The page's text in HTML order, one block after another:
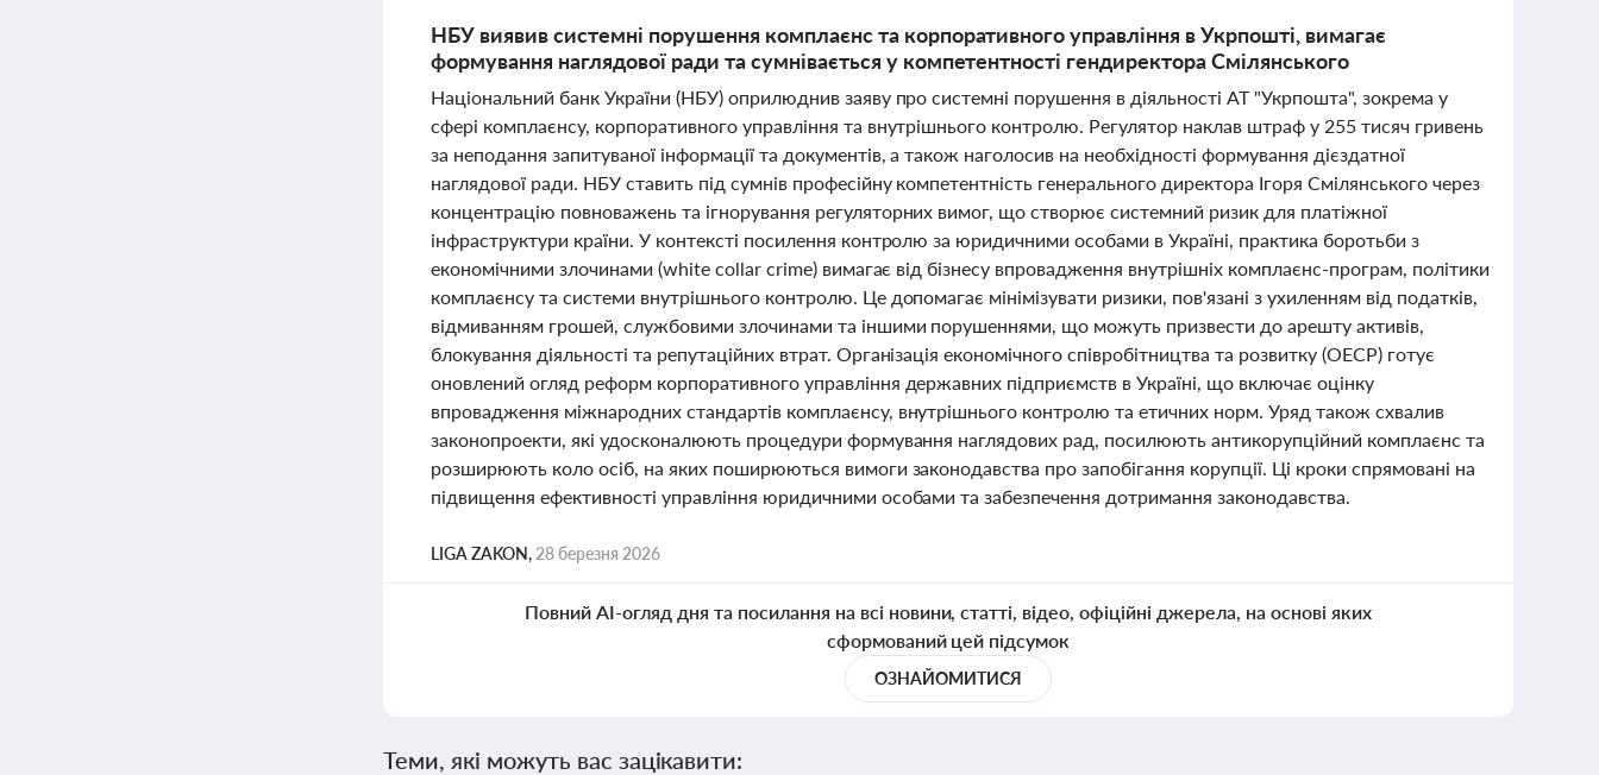
НБУ виявив системні порушення комплаєнс та корпоративного управління в Укрпошті, вимагає
формування наглядової ради та сумнівається у компетентності гендиректора Смілянського
Національний банк України (НБУ) оприлюднив заяву про системні порушення в діяльності АТ "Укрпошта", зокрема у
сфері комплаєнсу, корпоративного управління та внутрішнього контролю. Регулятор наклав штраф у 255 тисяч гривень
за неподання запитуваної інформації та документів, а також наголосив на необхідності формування дієздатної
наглядової ради. НБУ ставить під сумнів професійну компетентність генерального директора Ігоря Смілянського через
концентрацію повноважень та ігнорування регуляторних вимог, що створює системний ризик для платіжної
інфраструктури країни. У контексті посилення контролю за юридичними особами в Україні, практика боротьби з
економічними злочинами (white collar crime) вимагає від бізнесу впровадження внутрішніх комплаєнс-програм, політики
комплаєнсу та системи внутрішнього контролю. Це допомагає мінімізувати ризики, пов'язані з ухиленням від податків,
відмиванням грошей, службовими злочинами та іншими порушеннями, що можуть призвести до арешту активів,
блокування діяльності та репутаційних втрат. Організація економічного співробітництва та розвитку (ОЕСР) готує
оновлений огляд реформ корпоративного управління державних підприємств в Україні, що включає оцінку
впровадження міжнародних стандартів комплаєнсу, внутрішнього контролю та етичних норм. Уряд також схвалив
законопроекти, які удосконалюють процедури формування наглядових рад, посилюють антикорупційний комплаєнс та
розширюють коло осіб, на яких поширюються вимоги законодавства про запобігання корупції. Ці кроки спрямовані на
підвищення ефективності управління юридичними особами та забезпечення дотримання законодавства.
LIGA ZAKON, 28 березня 2026
Повний AI-огляд дня та посилання на всі новини, статті, відео, офіційні джерела, на основі яких
сформований цей підсумок
ОЗНАЙОМИТИСЯ
Теми, які можуть вас зацікавити: